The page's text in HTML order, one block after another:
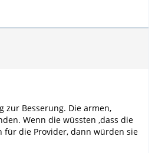
zur Besserung. Die armen,
Wenn die wüssten ,dass die
für die Provider, dann würden sie